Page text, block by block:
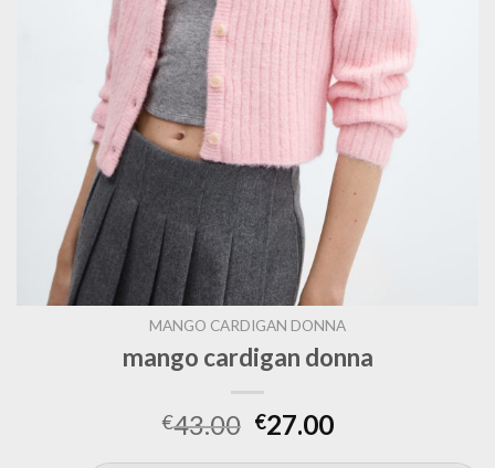
MANGO CARDIGAN DONNA
mango cardigan donna
€43.00 €27.00